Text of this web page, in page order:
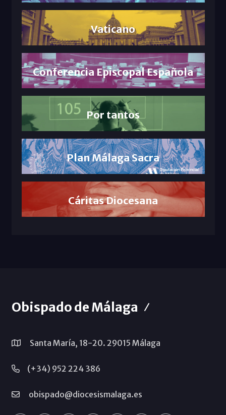
Vaticano
Conferencia Episcopal Española
Por tantos
Plan Málaga Sacra
Cáritas Diocesana
Obispado de Málaga
Santa María, 18-20. 29015 Málaga
(+34) 952 224 386
obispado@diocesismalaga.es